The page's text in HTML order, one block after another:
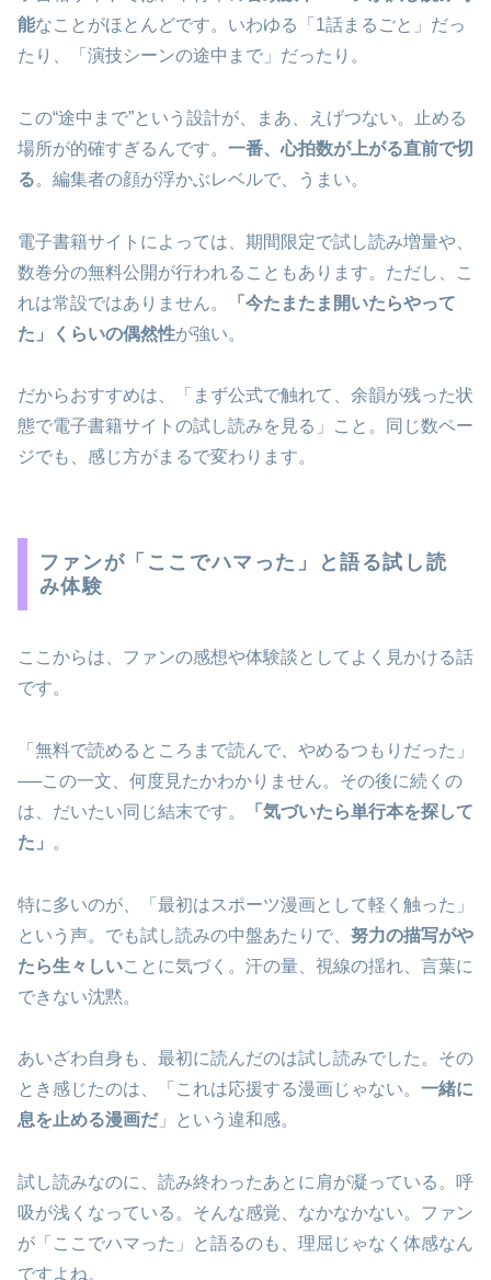
能なことがほとんどです。いわゆる「1話まるごと」だっ
たり、「演技シーンの途中まで」だったり。
この“途中まで”という設計が、まあ、えげつない。止める
場所が的確すぎるんです。 一番、心拍数が上がる直前で切
る。編集者の顔が浮かぶレベルで、うまい。
電子書籍サイトによっては、期間限定で試し読み増量や、
数巻分の無料公開が行われることもあります。ただし、こ
れは常設ではありません。
「今たまたま開いたらやって
た」くらいの偶然性が強い。
だからおすすめは、「まず公式で触れて、余韻が残った状
態で電子書籍サイトの試し読みを見る」こと。同じ数ペー
ジでも、感じ方がまるで変わります。
ファンが「ここでハマった」と語る試し読
み体験
ここからは、ファンの感想や体験談としてよく見かける話
です。
「無料で読めるところまで読んで、やめるつもりだった」
──この一文、何度見たかわかりません。その後に続くの
は、だいたい同じ結末です。
「気づいたら単行本を探して
た」
。
特に多いのが、「最初はスポーツ漫画として軽く触った」
という声。でも試し読みの中盤あたりで、 努力の描写がや
たら生々しいことに気づく。汗の量、視線の揺れ、言葉に
できない沈黙。
あいざわ自身も、最初に読んだのは試し読みでした。その
とき感じたのは、「これは応援する漫画じゃない。 一緒に
息を止める漫画だ」という違和感。
試し読みなのに、読み終わったあとに肩が凝っている。呼
吸が浅くなっている。そんな感覚、なかなかない。ファン
が「ここでハマった」と語るのも、理屈じゃなく体感なん
ですよね。